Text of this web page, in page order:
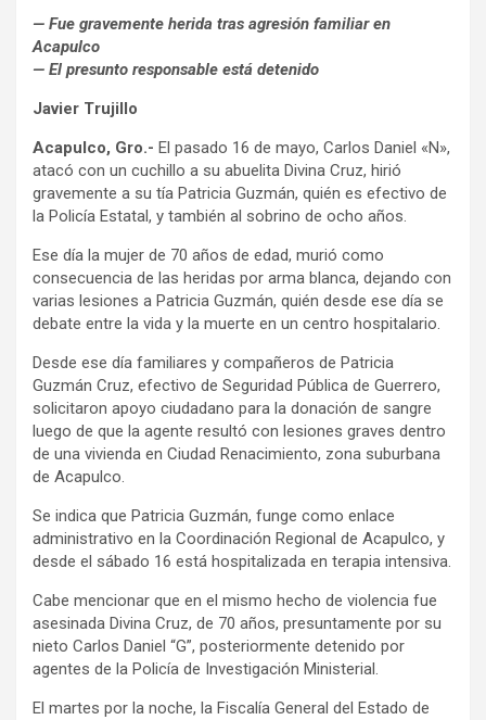
— Fue gravemente herida tras agresión familiar en
Acapulco
— El presunto responsable está detenido
Javier Trujillo
Acapulco, Gro.- El pasado 16 de mayo, Carlos Daniel «N»,
atacó con un cuchillo a su abuelita Divina Cruz, hirió
gravemente a su tía Patricia Guzmán, quién es efectivo de
la Policía Estatal, y también al sobrino de ocho años.
Ese día la mujer de 70 años de edad, murió como
consecuencia de las heridas por arma blanca, dejando con
varias lesiones a Patricia Guzmán, quién desde ese día se
debate entre la vida y la muerte en un centro hospitalario.
Desde ese día familiares y compañeros de Patricia
Guzmán Cruz, efectivo de Seguridad Pública de Guerrero,
solicitaron apoyo ciudadano para la donación de sangre
luego de que la agente resultó con lesiones graves dentro
de una vivienda en Ciudad Renacimiento, zona suburbana
de Acapulco.
Se indica que Patricia Guzmán, funge como enlace
administrativo en la Coordinación Regional de Acapulco, y
desde el sábado 16 está hospitalizada en terapia intensiva.
Cabe mencionar que en el mismo hecho de violencia fue
asesinada Divina Cruz, de 70 años, presuntamente por su
nieto Carlos Daniel “G”, posteriormente detenido por
agentes de la Policía de Investigación Ministerial.
El martes por la noche, la Fiscalía General del Estado de